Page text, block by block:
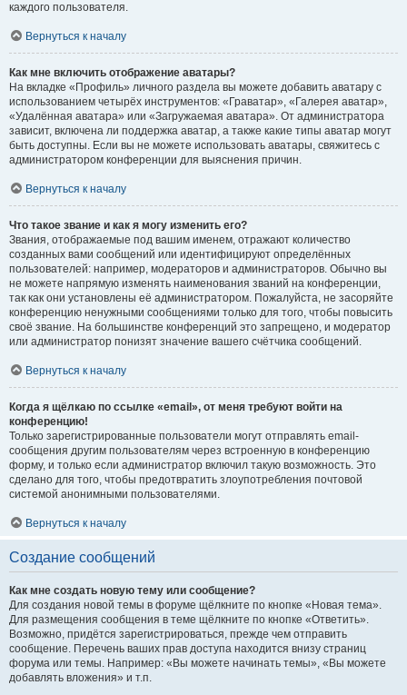
каждого пользователя.
Вернуться к началу
Как мне включить отображение аватары?
На вкладке «Профиль» личного раздела вы можете добавить аватару с
использованием четырёх инструментов: «Граватар», «Галерея аватар»,
«Удалённая аватара» или «Загружаемая аватара». От администратора
зависит, включена ли поддержка аватар, а также какие типы аватар могут
быть доступны. Если вы не можете использовать аватары, свяжитесь с
администратором конференции для выяснения причин.
Вернуться к началу
Что такое звание и как я могу изменить его?
Звания, отображаемые под вашим именем, отражают количество
созданных вами сообщений или идентифицируют определённых
пользователей: например, модераторов и администраторов. Обычно вы
не можете напрямую изменять наименования званий на конференции,
так как они установлены её администратором. Пожалуйста, не засоряйте
конференцию ненужными сообщениями только для того, чтобы повысить
своё звание. На большинстве конференций это запрещено, и модератор
или администратор понизят значение вашего счётчика сообщений.
Вернуться к началу
Когда я щёлкаю по ссылке «email», от меня требуют войти на
конференцию!
Только зарегистрированные пользователи могут отправлять email-
сообщения другим пользователям через встроенную в конференцию
форму, и только если администратор включил такую возможность. Это
сделано для того, чтобы предотвратить злоупотребления почтовой
системой анонимными пользователями.
Вернуться к началу
Создание сообщений
Как мне создать новую тему или сообщение?
Для создания новой темы в форуме щёлкните по кнопке «Новая тема».
Для размещения сообщения в теме щёлкните по кнопке «Ответить».
Возможно, придётся зарегистрироваться, прежде чем отправить
сообщение. Перечень ваших прав доступа находится внизу страниц
форума или темы. Например: «Вы можете начинать темы», «Вы можете
добавлять вложения» и т.п.